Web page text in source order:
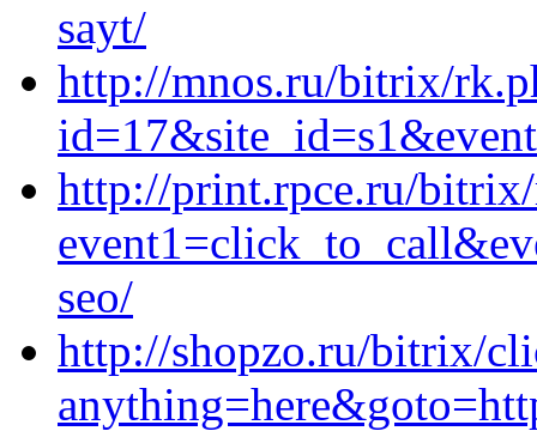
sayt/
http://mnos.ru/bitrix/
http://print.rpce.ru/
seo/
http://shopzo.ru/bitrix/